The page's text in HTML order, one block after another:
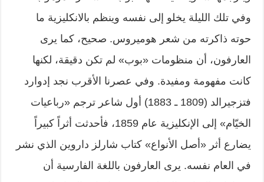
وفي تلك الليلة يخلو إلى نفسه وينظم بالانكليزية ما
حوته ذاكرته من شعر هوميروس. صحيح، كما يرى
العارفون، أن منظومات «بوب» لم تكن دقيقة، لكنها
كانت مفهومة ومفيدة. وفي عصرنا الأقرب نجد إدوارد
فتزجيرالد (1809 ـ 1883) أول شاعر ترجم «رباعيات
الخيّام» إلى الإنكليزية عام 1859، فأحدثت أثراً كبيراً
يضارع أثر «أصل الأنواع» كتاب شارلز داروين الذي نشر
في العام نفسه. يرى العارفون باللغة الفارسية أن